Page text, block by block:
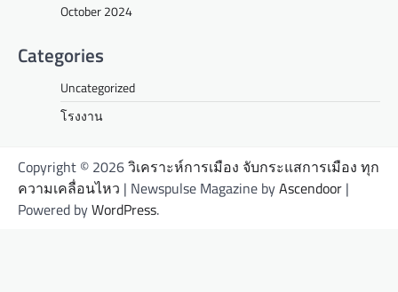
October 2024
Categories
Uncategorized
โรงงาน
Copyright © 2026วิเคราะห์การเมือง จับกระแสการเมือง ทุก
ความเคลื่อนไหว | Newspulse Magazine byAscendoor |
Powered byWordPress.